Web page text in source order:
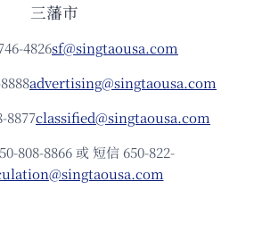
三藩市
4826sf@singtaousa.com
advertising@singtaousa.com
8877classified@singtaousa.com
808-8866 或 短信 650-822-